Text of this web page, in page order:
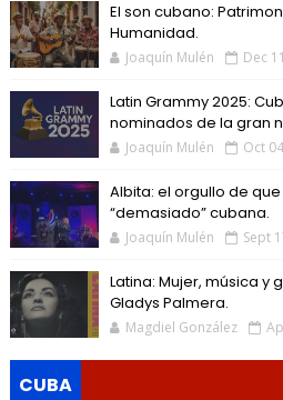
El son cubano:
Humanidad.
Joaquín Mulén Dec
Latin Grammy 2025:
nominados de la gran
Joaquín Mulén Oct
Albita: el orgullo de
“demasiado” cubana.
Joaquín Mulén Sept
Latina: Mujer, música y
Gladys Palmera.
Magdiel González
CUBA